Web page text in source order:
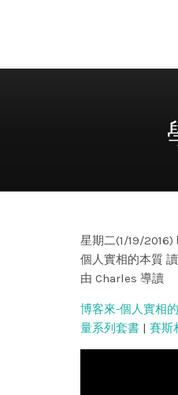
星期二(1/19/2016)
個人實相的本質
由 Charles 導讀
博客來-個人實相
量系列套書 | 賽斯